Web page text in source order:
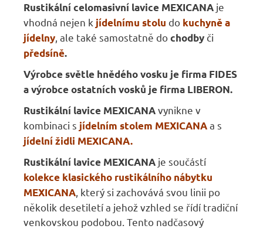
Rustikální celomasivní lavice MEXICANA je
vhodná nejen k jídelnímu stolu do kuchyně a
jídelny, ale také samostatně dochodbyči
předsíně.
Výrobce světle hnědého vosku je firma FIDES
a výrobce ostatních vosků je firma LIBERON.
Rustikální lavice MEXICANAvynikne v
kombinaci s jídelním stolem MEXICANAa s
jídelní židli MEXICANA.
Rustikální lavice MEXICANA je součástí
kolekce klasického rustikálního nábytku
MEXICANA, který si zachovává svou linii po
několik desetiletí a jehož vzhled se řídí tradiční
venkovskou podobou. Tento nadčasový